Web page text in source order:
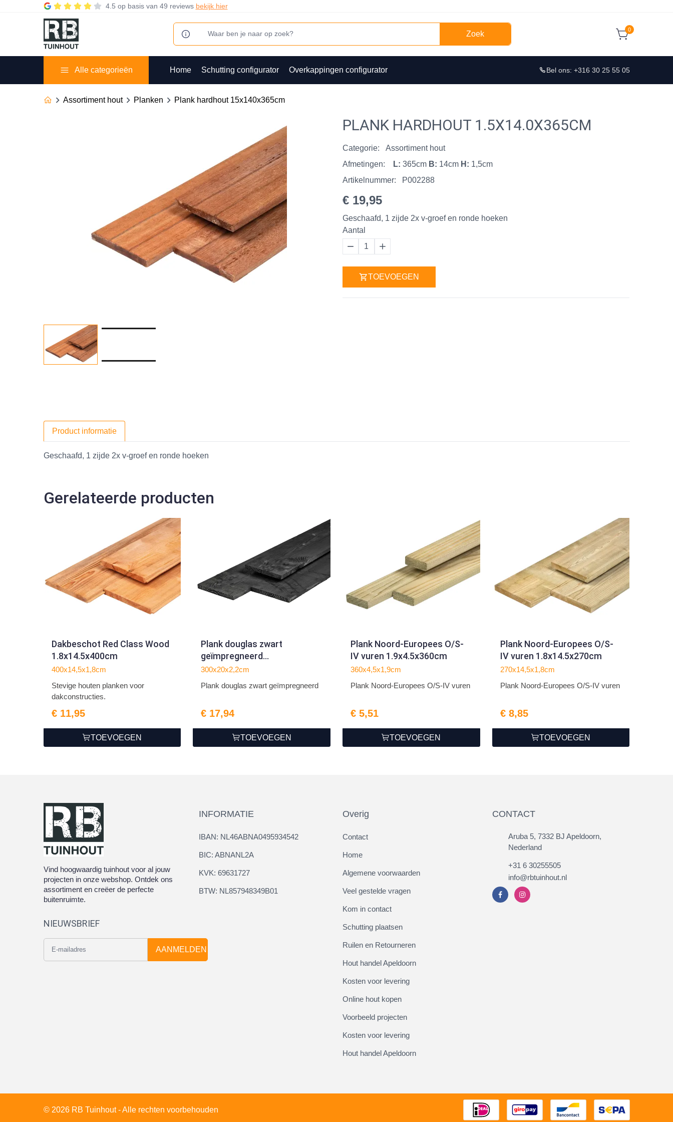
4.5 op basis van 49 reviews bekijk hier
Zoek 0
Alle categorieën Home Schutting configurator Overkappingen configurator Bel ons: +316 30 25 55 05
Assortiment hout Planken Plank hardhout 15x140x365cm
PLANK HARDHOUT 1.5X14.0X365CM
Categorie:
Assortiment hout
Afmetingen:
L: 365cm B: 14cm H: 1,5cm
Artikelnummer:
P002288
€ 19,95
Geschaafd, 1 zijde 2x v-groef en ronde hoeken
Aantal
1
TOEVOEGEN
Product informatie
Geschaafd, 1 zijde 2x v-groef en ronde hoeken
Gerelateerde producten
Dakbeschot Red Class Wood
1.8x14.5x400cm
400x14,5x1,8cm
Stevige houten planken voor
dakconstructies.
€ 11,95
TOEVOEGEN
Plank douglas zwart
geïmpregneerd
2.2x20.0x300cm
300x20x2,2cm
Plank douglas zwart geïmpregneerd
€ 17,94
TOEVOEGEN
Plank Noord-Europees O/S-
IV vuren 1.9x4.5x360cm
360x4,5x1,9cm
Plank Noord-Europees O/S-IV vuren
€ 5,51
TOEVOEGEN
Plank Noord-Europees O/S-
IV vuren 1.8x14.5x270cm
270x14,5x1,8cm
Plank Noord-Europees O/S-IV vuren
€ 8,85
TOEVOEGEN
Vind hoogwaardig tuinhout voor al jouw
projecten in onze webshop. Ontdek ons
assortiment en creëer de perfecte
buitenruimte.
NIEUWSBRIEF
AANMELDEN
INFORMATIE
IBAN: NL46ABNA0495934542
BIC: ABNANL2A
KVK: 69631727
BTW: NL857948349B01
Overig
Contact
Home
Algemene voorwaarden
Veel gestelde vragen
Kom in contact
Schutting plaatsen
Ruilen en Retourneren
Hout handel Apeldoorn
Kosten voor levering
Online hout kopen
Voorbeeld projecten
Kosten voor levering
Hout handel Apeldoorn
CONTACT
Aruba 5, 7332 BJ Apeldoorn,
Nederland
+31 6 30255505
info@rbtuinhout.nl
© 2026 RB Tuinhout - Alle rechten voorbehouden